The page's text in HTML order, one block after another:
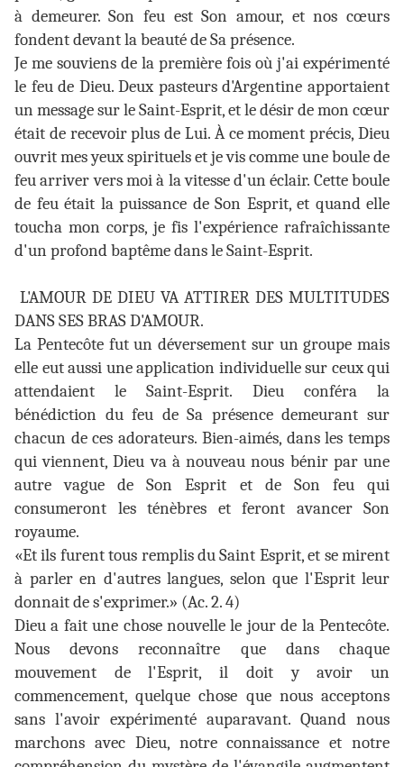
à demeurer. Son feu est Son amour, et nos cœurs
fondent devant la beauté de Sa présence.
Je me souviens de la première fois où j'ai expérimenté
le feu de Dieu. Deux pasteurs d'Argentine apportaient
un message sur le Saint-Esprit, et le désir de mon cœur
était de recevoir plus de Lui. À ce moment précis, Dieu
ouvrit mes yeux spirituels et je vis comme une boule de
feu arriver vers moi à la vitesse d'un éclair. Cette boule
de feu était la puissance de Son Esprit, et quand elle
toucha mon corps, je fis l'expérience rafraîchissante
d'un profond baptême dans le Saint-Esprit.
L'AMOUR DE DIEU VA ATTIRER DES MULTITUDES
DANS SES BRAS D'AMOUR.
La Pentecôte fut un déversement sur un groupe mais
elle eut aussi une application individuelle sur ceux qui
attendaient le Saint-Esprit. Dieu conféra la
bénédiction du feu de Sa présence demeurant sur
chacun de ces adorateurs. Bien-aimés, dans les temps
qui viennent, Dieu va à nouveau nous bénir par une
autre vague de Son Esprit et de Son feu qui
consumeront les ténèbres et feront avancer Son
royaume.
«Et ils furent tous remplis du Saint Esprit, et se mirent
à parler en d'autres langues, selon que l'Esprit leur
donnait de s'exprimer.» (Ac. 2. 4)
Dieu a fait une chose nouvelle le jour de la Pentecôte.
Nous devons reconnaître que dans chaque
mouvement de l'Esprit, il doit y avoir un
commencement, quelque chose que nous acceptons
sans l'avoir expérimenté auparavant. Quand nous
marchons avec Dieu, notre connaissance et notre